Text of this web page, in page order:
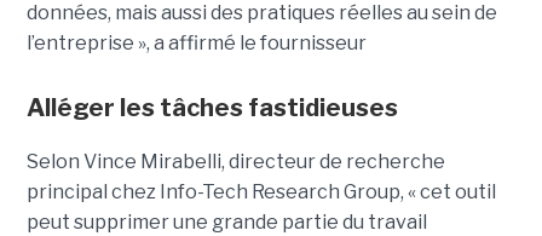
données, mais aussi des pratiques réelles au sein de
l’entreprise », a affirmé le fournisseur
Alléger les tâches fastidieuses
Selon Vince Mirabelli, directeur de recherche
principal chez Info-Tech Research Group, « cet outil
peut supprimer une grande partie du travail